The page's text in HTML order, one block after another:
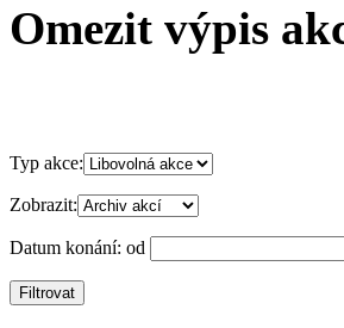
Omezit výpis
Typ akce:
Zobrazit:
Datum konání: od